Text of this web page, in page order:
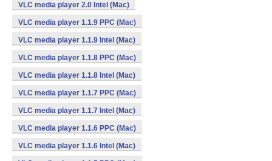
VLC media player 2.0 Intel (Mac)
VLC media player 1.1.9 PPC (Mac)
VLC media player 1.1.9 Intel (Mac)
VLC media player 1.1.8 PPC (Mac)
VLC media player 1.1.8 Intel (Mac)
VLC media player 1.1.7 PPC (Mac)
VLC media player 1.1.7 Intel (Mac)
VLC media player 1.1.6 PPC (Mac)
VLC media player 1.1.6 Intel (Mac)